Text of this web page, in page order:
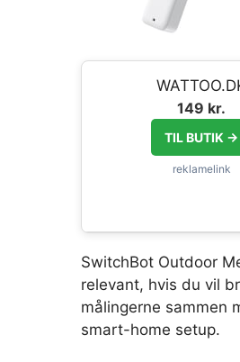
149 kr.
TIL BUTIK →
SwitchBot Outdoor
relevant, hvis du vil
målingerne sammen
smart-home setup.